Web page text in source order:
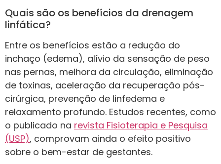
Quais são os benefícios da drenagem
linfática?
Entre os benefícios estão a redução do
inchaço (edema), alívio da sensação de peso
nas pernas, melhora da circulação, eliminação
de toxinas, aceleração da recuperação pós-
cirúrgica, prevenção de linfedema e
relaxamento profundo. Estudos recentes, como
o publicado na revista Fisioterapia e Pesquisa
(USP), comprovam ainda o efeito positivo
sobre o bem-estar de gestantes.